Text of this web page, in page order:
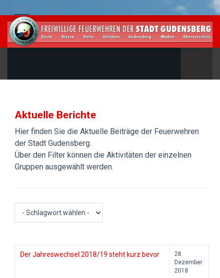
Aktuelle Berichte
Hier finden Sie die Aktuelle Beiträge der Feuerwehren
der Stadt Gudensberg.
Über den Filter können die Aktivitäten der einzelnen
Gruppen ausgewählt werden.
Der Jahreswechsel 2018/19 steht kurz bevor
28.
Dezember
2018